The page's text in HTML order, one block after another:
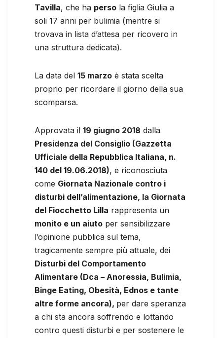
Tavilla, che ha perso la figlia Giulia a
soli 17 anni per bulimia (mentre si
trovava in lista d’attesa per ricovero in
una struttura dedicata).
La data del 15 marzo è stata scelta
proprio per ricordare il giorno della sua
scomparsa.
Approvata il 19 giugno 2018 dalla
Presidenza del Consiglio (Gazzetta
Ufficiale della Repubblica Italiana, n.
140 del 19.06.2018), e riconosciuta
come Giornata Nazionale contro i
disturbi dell’alimentazione, la Giornata
del Fiocchetto Lilla rappresenta un
monito e un aiuto per sensibilizzare
l’opinione pubblica sul tema,
tragicamente sempre più attuale, dei
Disturbi del Comportamento
Alimentare (Dca – Anoressia, Bulimia,
Binge Eating, Obesità, Ednos e tante
altre forme ancora), per dare speranza
a chi sta ancora soffrendo e lottando
contro questi disturbi e per sostenere le